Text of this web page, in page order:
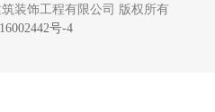
装饰工程有限公司 版权所有
号-4